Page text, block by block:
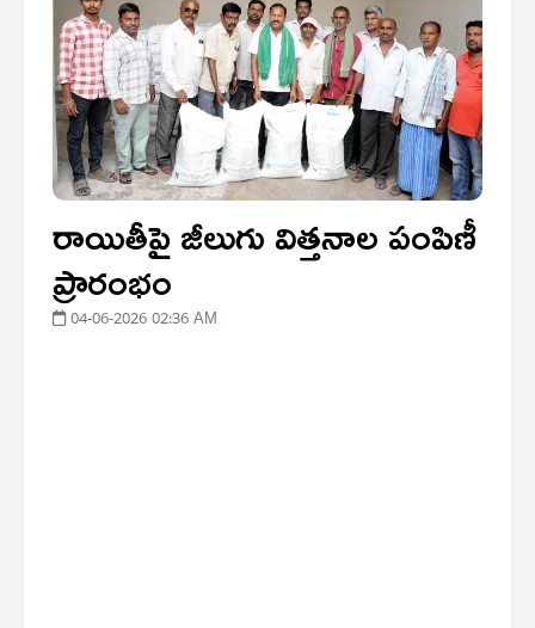
రాయితీపై జీలుగు విత్తనాల పంపిణీ
ప్రారంభం
04-06-2026 02:36 AM